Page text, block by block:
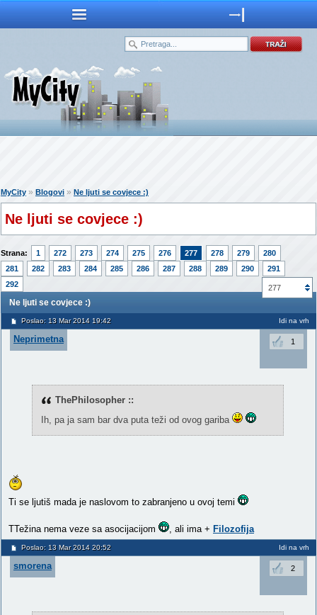
MyCity » Blogovi » Ne ljuti se covjece :)
Ne ljuti se covjece :)
Strana: 1 272 273 274 275 276 277 278 279
280
281
282 283 284 285 286 287 288 289 290
291
292
277
Ne ljuti se covjece :)
Poslao: 13 Mar 2014 19:42 Idi na vrh
Neprimetna 1
ThePhilosopher ::
Ih, pa ja sam bar dva puta teži od ovog gariba
Ti se ljutiš mada je naslovom to zabranjeno u ovoj temi
TTežina nema veze sa asocijacijom , ali ima + Filozofija
Poslao: 13 Mar 2014 20:52 Idi na vrh
smorena 2